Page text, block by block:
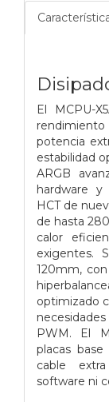
El MCPU-
potencia
estabilidad
ARGB
hardware y
HCT de
de hasta
calor
exigentes.
120mm,
optimizado
PWM. El
placas
cable
software ni